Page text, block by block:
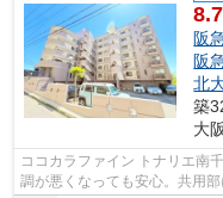
8.7
阪
阪
北
築
大
ココカラファイン トナリエ南
調が悪くなっても安心。共用